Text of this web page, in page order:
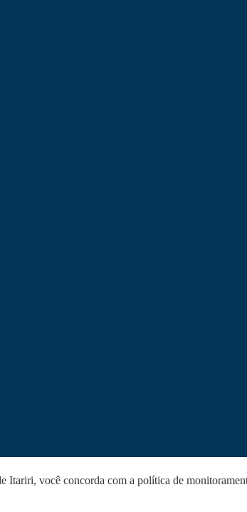
Itariri, você concorda com a política de